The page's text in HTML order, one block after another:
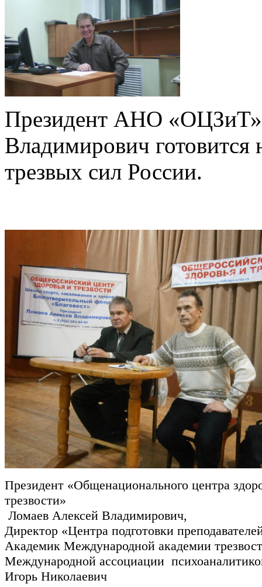
Президент АНО «ОЦЗиТ»
Владимирович готовится
трезвых сил России.
Президент «Общенационального центра
трезвости»
Ломаев Алексей Владимирович,
Директор «Центра подготовки
Академик Международной академии
Международной ассоциации
Игорь Николаевич